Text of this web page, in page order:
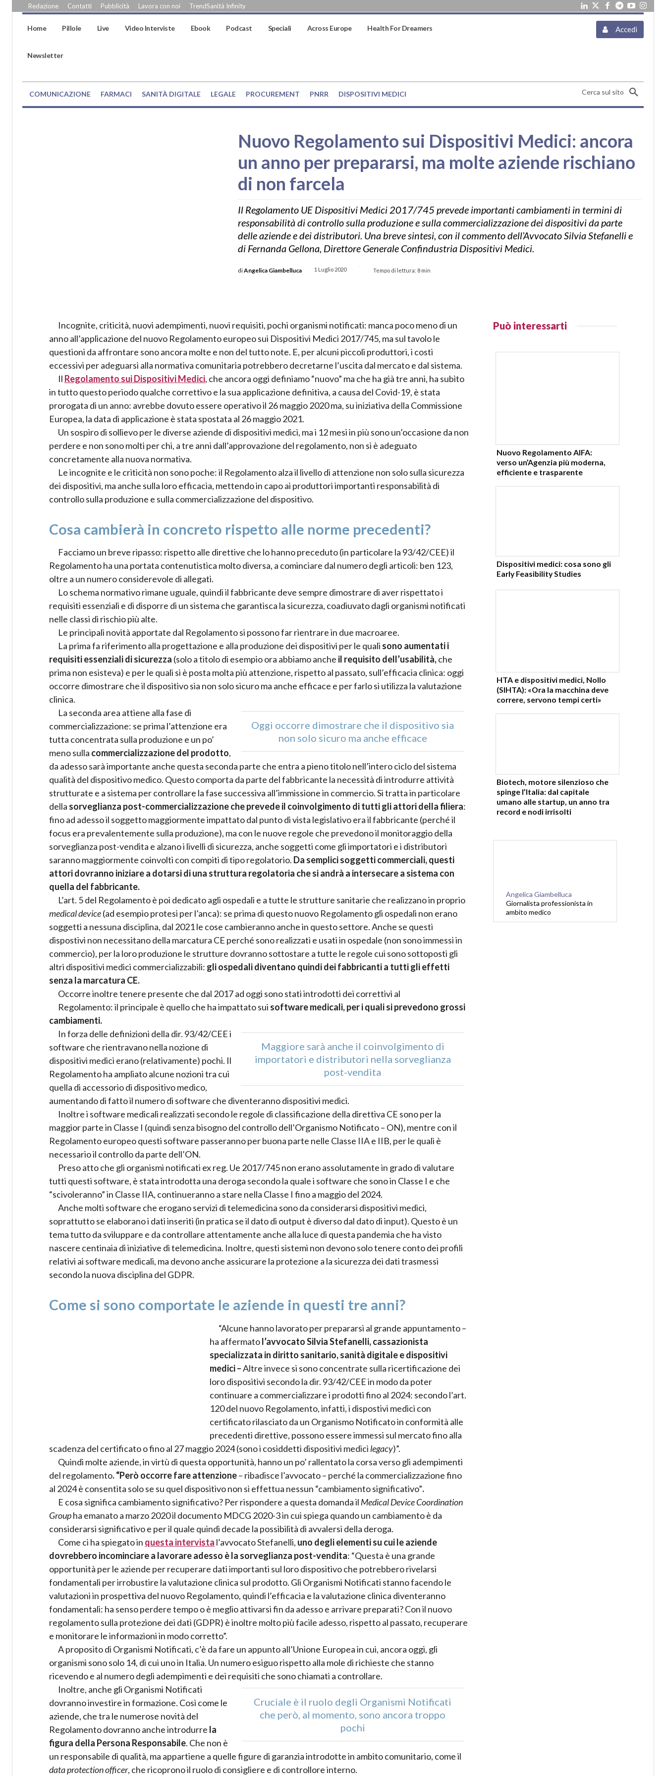
Redazione Contatti Pubblicità Lavora con noi TrendSanità Infinity
Home Pillole Live Video Interviste Ebook Podcast Speciali Across Europe Health For Dreamers
Newsletter
Accedi
COMUNICAZIONE FARMACI SANITÀ DIGITALE LEGALE PROCUREMENT PNRR DISPOSITIVI MEDICI Cerca sul sito
Nuovo Regolamento sui Dispositivi Medici: ancora
un anno per prepararsi, ma molte aziende rischiano
di non farcela
Il Regolamento UE Dispositivi Medici 2017/745 prevede importanti cambiamenti in termini di
responsabilità di controllo sulla produzione e sulla commercializzazione dei dispositivi da parte
delle aziende e dei distributori. Una breve sintesi, con il commento dell’Avvocato Silvia Stefanelli e
di Fernanda Gellona, Direttore Generale Confindustria Dispositivi Medici.
diAngelica Giambelluca 1 Luglio 2020
-
Tempo di lettura: 8 min
Incognite, criticità, nuovi adempimenti, nuovi requisiti, pochi organismi notificati: manca poco meno di un
anno all’applicazione del nuovo Regolamento europeo sui Dispositivi Medici 2017/745, ma sul tavolo le
questioni da affrontare sono ancora molte e non del tutto note. E, per alcuni piccoli produttori, i costi
eccessivi per adeguarsi alla normativa comunitaria potrebbero decretarne l’uscita dal mercato e dal sistema.
Il Regolamento sui Dispositivi Medici, che ancora oggi definiamo “nuovo” ma che ha già tre anni, ha subìto
in tutto questo periodo qualche correttivo e la sua applicazione definitiva, a causa del Covid-19, è stata
prorogata di un anno: avrebbe dovuto essere operativo il 26 maggio 2020 ma, su iniziativa della Commissione
Europea, la data di applicazione è stata spostata al 26 maggio 2021.
Un sospiro di sollievo per le diverse aziende di dispositivi medici, ma i 12 mesi in più sono un’occasione da non
perdere e non sono molti per chi, a tre anni dall’approvazione del regolamento, non si è adeguato
concretamente alla nuova normativa.
Le incognite e le criticità non sono poche: il Regolamento alza il livello di attenzione non solo sulla sicurezza
dei dispositivi, ma anche sulla loro efficacia, mettendo in capo ai produttori importanti responsabilità di
controllo sulla produzione e sulla commercializzazione del dispositivo.
Cosa cambierà in concreto rispetto alle norme precedenti?
Facciamo un breve ripasso: rispetto alle direttive che lo hanno preceduto (in particolare la 93/42/CEE) il
Regolamento ha una portata contenutistica molto diversa, a cominciare dal numero degli articoli: ben 123,
oltre a un numero considerevole di allegati.
Lo schema normativo rimane uguale, quindi il fabbricante deve sempre dimostrare di aver rispettato i
requisiti essenziali e di disporre di un sistema che garantisca la sicurezza, coadiuvato dagli organismi notificati
nelle classi di rischio più alte.
Le principali novità apportate dal Regolamento si possono far rientrare in due macroaree.
La prima fa riferimento alla progettazione e alla produzione dei dispositivi per le quali sono aumentati i
requisiti essenziali di sicurezza (solo a titolo di esempio ora abbiamo anche il requisito dell’usabilità,che
prima non esisteva) e per le quali si è posta molta più attenzione, rispetto al passato, sull’efficacia clinica: oggi
occorre dimostrare che il dispositivo sia non solo sicuro ma anche efficace e per farlo si utilizza la valutazione
clinica.
Oggi occorre dimostrare che il dispositivo sia
non solo sicuro ma anche efficace
La seconda area attiene alla fase di
commercializzazione: se prima l’attenzione era
tutta concentrata sulla produzione e un po’
meno sulla commercializzazione del prodotto,
da adesso sarà importante anche questa seconda parte che entra a pieno titolo nell’intero ciclo del sistema
qualità del dispositivo medico. Questo comporta da parte del fabbricante la necessità di introdurre attività
strutturate e a sistema per controllare la fase successiva all’immissione in commercio. Si tratta in particolare
della sorveglianza post-commercializzazione che prevede il coinvolgimento di tutti gli attori della filiera:
fino ad adesso il soggetto maggiormente impattato dal punto di vista legislativo era il fabbricante (perché il
focus era prevalentemente sulla produzione), ma con le nuove regole che prevedono il monitoraggio della
sorveglianza post-vendita e alzano i livelli di sicurezza, anche soggetti come gli importatori e i distributori
saranno maggiormente coinvolti con compiti di tipo regolatorio. Da semplici soggetti commerciali, questi
attori dovranno iniziare a dotarsi di una struttura regolatoria che si andrà a intersecare a sistema con
quella del fabbricante.
L’art. 5 del Regolamento è poi dedicato agli ospedali e a tutte le strutture sanitarie che realizzano in proprio
medical device(ad esempio protesi per l’anca): se prima di questo nuovo Regolamento gli ospedali non erano
soggetti a nessuna disciplina, dal 2021 le cose cambieranno anche in questo settore. Anche se questi
dispostivi non necessitano della marcatura CE perché sono realizzati e usati in ospedale (non sono immessi in
commercio), per la loro produzione le strutture dovranno sottostare a tutte le regole cui sono sottoposti gli
altri dispositivi medici commercializzabili: gli ospedali diventano quindi dei fabbricanti a tutti gli effetti
senza la marcatura CE.
Occorre inoltre tenere presente che dal 2017 ad oggi sono stati introdotti dei correttivi al
Regolamento: il principale è quello che ha impattato sui software medicali, per i quali si prevedono grossi
cambiamenti.
Maggiore sarà anche il coinvolgimento di
importatori e distributori nella sorveglianza
post-vendita
In forza delle definizioni della dir. 93/42/CEE i
software che rientravano nella nozione di
dispositivi medici erano (relativamente) pochi. Il
Regolamento ha ampliato alcune nozioni tra cui
quella di accessorio di dispositivo medico,
aumentando di fatto il numero di software che diventeranno dispositivi medici.
Inoltre i software medicali realizzati secondo le regole di classificazione della direttiva CE sono per la
maggior parte in Classe I (quindi senza bisogno del controllo dell’Organismo Notificato – ON), mentre con il
Regolamento europeo questi software passeranno per buona parte nelle Classe IIA e IIB, per le quali è
necessario il controllo da parte dell’ON.
Preso atto che gli organismi notificati ex reg. Ue 2017/745 non erano assolutamente in grado di valutare
tutti questi software, è stata introdotta una deroga secondo la quale i software che sono in Classe I e che
“scivoleranno” in Classe IIA, continueranno a stare nella Classe I fino a maggio del 2024.
Anche molti software che erogano servizi di telemedicina sono da considerarsi dispositivi medici,
soprattutto se elaborano i dati inseriti (in pratica se il dato di output è diverso dal dato di input). Questo è un
tema tutto da sviluppare e da controllare attentamente anche alla luce di questa pandemia che ha visto
nascere centinaia di iniziative di telemedicina. Inoltre, questi sistemi non devono solo tenere conto dei profili
relativi ai software medicali, ma devono anche assicurare la protezione a la sicurezza dei dati trasmessi
secondo la nuova disciplina del GDPR.
Come si sono comportate le aziende in questi tre anni?
“Alcune hanno lavorato per prepararsi al grande appuntamento –
ha affermatol’avvocato Silvia Stefanelli, cassazionista
specializzata in diritto sanitario, sanità digitale e dispositivi
medici –Altre invece si sono concentrate sulla ricertificazione dei
loro dispositivi secondo la dir. 93/42/CEE in modo da poter
continuare a commercializzare i prodotti fino al 2024: secondo l’art.
120 del nuovo Regolamento, infatti, i dispostivi medici con
certificato rilasciato da un Organismo Notificato in conformità alle
precedenti direttive, possono essere immessi sul mercato fino alla
scadenza del certificato o fino al 27 maggio 2024 (sono i cosiddetti dispositivi medici legacy)”.
Quindi molte aziende, in virtù di questa opportunità, hanno un po’ rallentato la corsa verso gli adempimenti
del regolamento. “Però occorre fare attenzione– ribadisce l’avvocato – perché la commercializzazione fino
al 2024 è consentita solo se su quel dispositivo non si effettua nessun “cambiamento significativo”.
E cosa significa cambiamento significativo? Per rispondere a questa domanda il Medical Device Coordination
Groupha emanato a marzo 2020 il documento MDCG 2020-3 in cui spiega quando un cambiamento è da
considerarsi significativo e per il quale quindi decade la possibilità di avvalersi della deroga.
Come ci ha spiegato in questa intervista l’avvocato Stefanelli, uno degli elementi su cui le aziende
dovrebbero incominciare a lavorare adesso è la sorveglianza post-vendita: “Questa è una grande
opportunità per le aziende per recuperare dati importanti sul loro dispositivo che potrebbero rivelarsi
fondamentali per irrobustire la valutazione clinica sul prodotto. Gli Organismi Notificati stanno facendo le
valutazioni in prospettiva del nuovo Regolamento, quindi l’efficacia e la valutazione clinica diventeranno
fondamentali: ha senso perdere tempo o è meglio attivarsi fin da adesso e arrivare preparati? Con il nuovo
regolamento sulla protezione dei dati (GDPR) è inoltre molto più facile adesso, rispetto al passato, recuperare
e monitorare le informazioni in modo corretto”.
A proposito di Organismi Notificati, c’è da fare un appunto all’Unione Europea in cui, ancora oggi, gli
organismi sono solo 14, di cui uno in Italia. Un numero esiguo rispetto alla mole di richieste che stanno
ricevendo e al numero degli adempimenti e dei requisiti che sono chiamati a controllare.
Cruciale è il ruolo degli Organismi Notificati
che però, al momento, sono ancora troppo
pochi
Inoltre, anche gli Organismi Notificati
dovranno investire in formazione. Così come le
aziende, che tra le numerose novità del
Regolamento dovranno anche introdurre la
figura della Persona Responsabile. Che non è
un responsabile di qualità, ma appartiene a quelle figure di garanzia introdotte in ambito comunitario, come il
data protection officer, che ricoprono il ruolo di consigliere e di controllore interno.
Può interessarti
Nuovo Regolamento AIFA:
verso un’Agenzia più moderna,
efficiente e trasparente
Dispositivi medici: cosa sono gli
Early Feasibility Studies
HTA e dispositivi medici, Nollo
(SIHTA): «Ora la macchina deve
correre, servono tempi certi»
Biotech, motore silenzioso che
spinge l’Italia: dal capitale
umano alle startup, un anno tra
record e nodi irrisolti
Angelica Giambelluca
Giornalista professionista in
ambito medico